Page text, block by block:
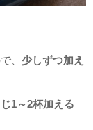
、 少しずつ加え
1～2杯加える